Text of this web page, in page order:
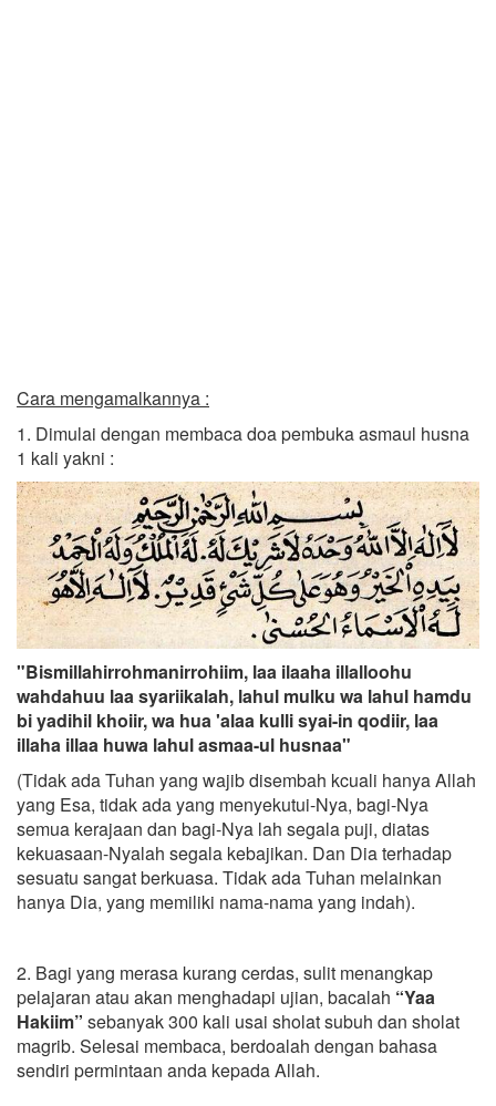
Cara mengamalkannya :
1. Dimulai dengan membaca doa pembuka asmaul husna
1 kali yakni :
"Bismillahirrohmanirrohiim, laa ilaaha illalloohu
wahdahuu laa syariikalah, lahul mulku wa lahul hamdu
bi yadihil khoiir, wa hua 'alaa kulli syai-in qodiir, laa
illaha illaa huwa lahul asmaa-ul husnaa"
(Tidak ada Tuhan yang wajib disembah kcuali hanya Allah
yang Esa, tidak ada yang menyekutui-Nya, bagi-Nya
semua kerajaan dan bagi-Nya lah segala puji, diatas
kekuasaan-Nyalah segala kebajikan. Dan Dia terhadap
sesuatu sangat berkuasa. Tidak ada Tuhan melainkan
hanya Dia, yang memiliki nama-nama yang indah).
2. Bagi yang merasa kurang cerdas, sulit menangkap
pelajaran atau akan menghadapi ujian, bacalah “Yaa
Hakiim” sebanyak 300 kali usai sholat subuh dan sholat
magrib. Selesai membaca, berdoalah dengan bahasa
sendiri permintaan anda kepada Allah.